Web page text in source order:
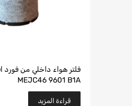
فلتر هواء داخلي من
MEJC46 9601 B1A
قراءة المزيد